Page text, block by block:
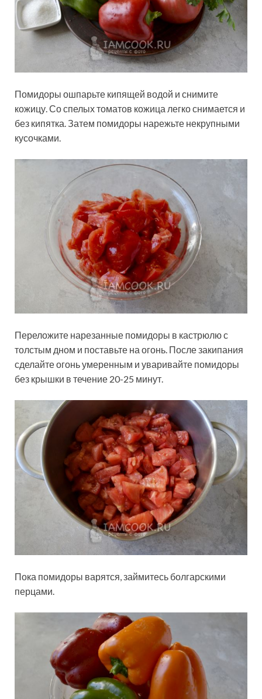
Помидоры ошпарьте кипящей водой и снимите
кожицу. Со спелых томатов кожица легко снимается и
без кипятка. Затем помидоры нарежьте некрупными
кусочками.
Переложите нарезанные помидоры в кастрюлю с
толстым дном и поставьте на огонь. После закипания
сделайте огонь умеренным и уваривайте помидоры
без крышки в течение 20-25 минут.
Пока помидоры варятся, займитесь болгарскими
перцами.